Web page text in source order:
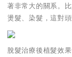
著非常大的關系。
燙髮、染髮，這對
脫髮治療後植髮效